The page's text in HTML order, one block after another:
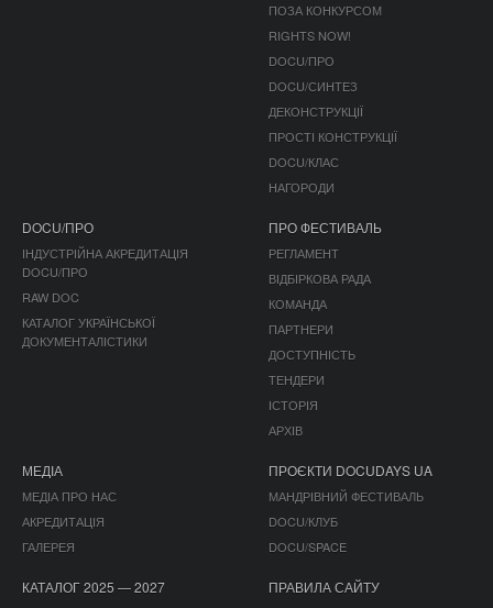
ПОЗА КОНКУРСОМ
RIGHTS NOW!
DOCU/ПРО
DOCU/СИНТЕЗ
ДЕКОНСТРУКЦІЇ
ПРОСТІ КОНСТРУКЦІЇ
DOCU/КЛАС
НАГОРОДИ
DOCU/ПРО
ІНДУСТРІЙНА АКРЕДИТАЦІЯ
DOCU/ПРО
RAW DOC
КАТАЛОГ УКРАЇНСЬКОЇ
ДОКУМЕНТАЛІСТИКИ
ПРО ФЕСТИВАЛЬ
РЕГЛАМЕНТ
ВІДБІРКОВА РАДА
КОМАНДА
ПАРТНЕРИ
ДОСТУПНІСТЬ
ТЕНДЕРИ
ІСТОРІЯ
АРХІВ
МЕДІА
МЕДІА ПРО НАС
АКРЕДИТАЦІЯ
ГАЛЕРЕЯ
ПРОЄКТИ DOCUDAYS UA
МАНДРІВНИЙ ФЕСТИВАЛЬ
DOCU/КЛУБ
DOCU/SPACE
КАТАЛОГ 2025 — 2027 ПРАВИЛА САЙТУ